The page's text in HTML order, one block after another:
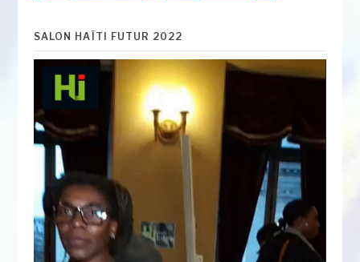
SALON HAÏTI FUTUR 2022